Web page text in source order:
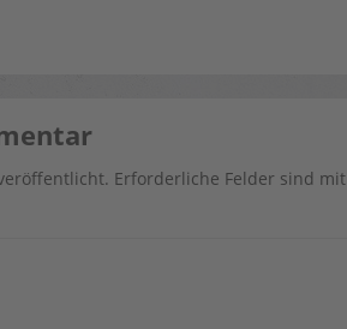
Erforderliche Felder sind mit